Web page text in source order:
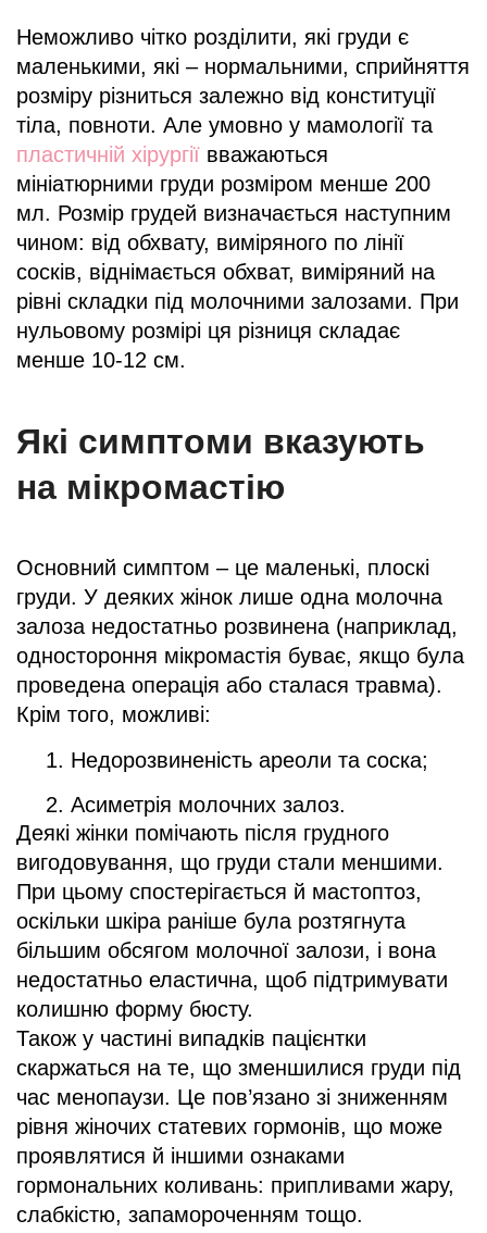
Неможливо чітко розділити, які груди є
маленькими, які – нормальними, сприйняття
розміру різниться залежно від конституції
тіла, повноти. Але умовно у мамології та
пластичній хірургії вважаються
мініатюрними груди розміром менше 200
мл. Розмір грудей визначається наступним
чином: від обхвату, виміряного по лінії
сосків, віднімається обхват, виміряний на
рівні складки під молочними залозами. При
нульовому розмірі ця різниця складає
менше 10-12 см.
Які симптоми вказують
на мікромастію
Основний симптом – це маленькі, плоскі
груди. У деяких жінок лише одна молочна
залоза недостатньо розвинена (наприклад,
одностороння мікромастія буває, якщо була
проведена операція або сталася травма).
Крім того, можливі:
Недорозвиненість ареоли та соска;
Асиметрія молочних залоз.
Деякі жінки помічають після грудного
вигодовування, що груди стали меншими.
При цьому спостерігається й мастоптоз,
оскільки шкіра раніше була розтягнута
більшим обсягом молочної залози, і вона
недостатньо еластична, щоб підтримувати
колишню форму бюсту.
Також у частині випадків пацієнтки
скаржаться на те, що зменшилися груди під
час менопаузи. Це пов’язано зі зниженням
рівня жіночих статевих гормонів, що може
проявлятися й іншими ознаками
гормональних коливань: припливами жару,
слабкістю, запамороченням тощо.